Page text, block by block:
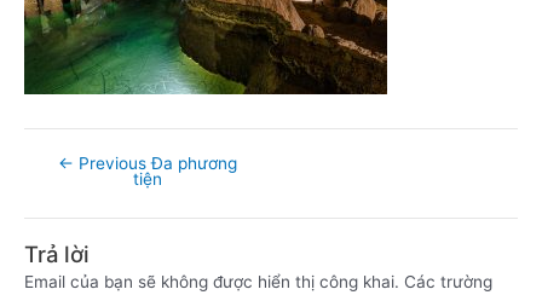
← Previous Đa phương
tiện
Trả lời
Email của bạn sẽ không được hiển thị công khai. Các trường